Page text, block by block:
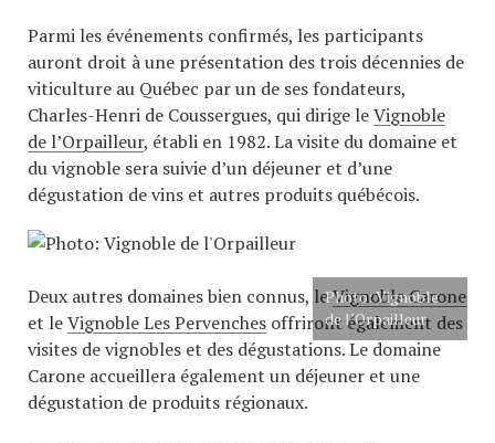
Parmi les événements confirmés, les participants
auront droit à une présentation des trois décennies de
viticulture au Québec par un de ses fondateurs,
Charles-Henri de Coussergues, qui dirige leVignoble
de l’Orpailleur, établi en 1982. La visite du domaine et
du vignoble sera suivie d’un déjeuner et d’une
dégustation de vins et autres produits québécois.
Photo: Vignoble
de l’Orpailleur
Deux autres domaines bien connus, leVignoble Carone
et leVignoble Les Pervenches offriront également des
visites de vignobles et des dégustations. Le domaine
Carone accueillera également un déjeuner et une
dégustation de produits régionaux.